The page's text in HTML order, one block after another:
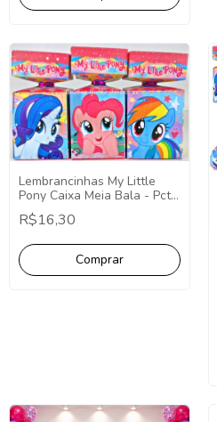
Lembrancinhas My Little
Pony Caixa Meia Bala - Pct
com 10
R$16,30